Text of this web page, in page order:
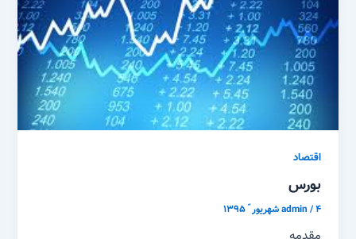
اقتصاد
بورس
admin/۴ شهریور ّ ۱۳۹۵